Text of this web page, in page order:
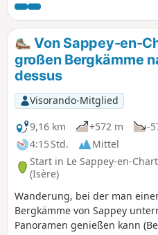
Chamechaude und Dent de
Von Sappey-en-
großen Bergkämme
dessus
Visorando-Mitglied
9,16 km
+572 m
-
4:15 Std.
Mittel
Start in Le Sappey-en-
(Isère)
Wanderung, bei der man
Bergkämme von Sappey
Panoramen genießen kann